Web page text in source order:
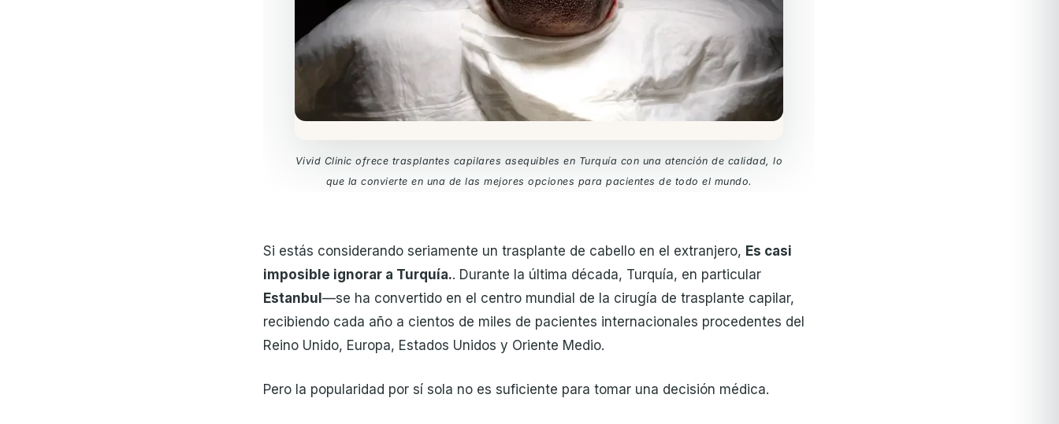
Vivid Clinic ofrece trasplantes capilares asequibles en Turquía con una atención de calidad, lo
que la convierte en una de las mejores opciones para pacientes de todo el mundo.
Si estás considerando seriamente un trasplante de cabello en el extranjero, Es casi
imposible ignorar a Turquía.. Durante la última década, Turquía, en particular
Estanbul —se ha convertido en el centro mundial de la cirugía de trasplante capilar,
recibiendo cada año a cientos de miles de pacientes internacionales procedentes del
Reino Unido, Europa, Estados Unidos y Oriente Medio.
Pero la popularidad por sí sola no es suficiente para tomar una decisión médica.